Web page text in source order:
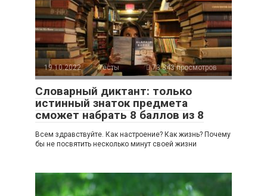
19.10.2022 Тесты 73 843 просмотров
Словарный диктант: только
истинный знаток предмета
сможет набрать 8 баллов из 8
Всем здравствуйте. Как настроение? Как жизнь? Почему
бы не посвятить несколько минут своей жизни